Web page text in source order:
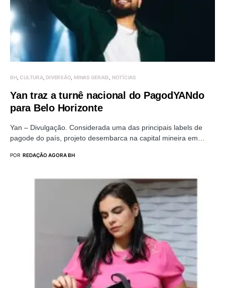
BH CULTURA DIVERSÃO MINAS GERAIS NOTÍCIAS
Yan traz a turnê nacional do PagodYANdo
para Belo Horizonte
Yan – Divulgação. Considerada uma das principais labels de
pagode do país, projeto desembarca na capital mineira em…
POR REDAÇÃO AGORA BH